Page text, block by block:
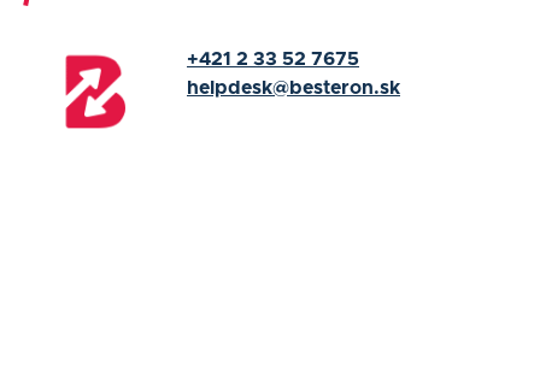
+421 2 33 52 7675
helpdesk@besteron.sk